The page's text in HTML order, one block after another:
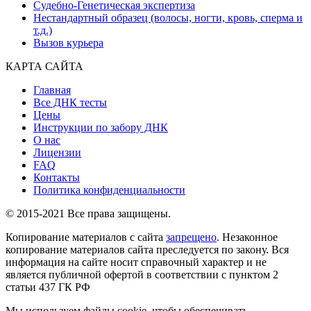
Судебно-Генетическая экспертиза
Нестандартный образец (волосы, ногти, кровь, сперма и
т.д.)
Вызов курьера
КАРТА САЙТА
Главная
Все ДНК тесты
Цены
Инструкции по забору ДНК
О нас
Лицензии
FAQ
Контакты
Политика конфиденциальности
© 2015-2021 Все права защищены.
Копирование материалов с сайта запрещено. Незаконное
копирование материалов сайта преследуется по закону. Вся
информация на сайте носит справочный характер и не
является публичной офертой в соответствии с пунктом 2
статьи 437 ГК РФ